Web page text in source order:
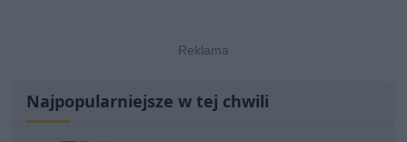
Najpopularniejsze w tej chwili